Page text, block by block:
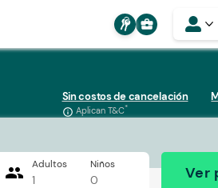
business_center
Sin costos de cancelación
info_outline Aplican T&C*
people Adultos
1
Niños
0 Ver